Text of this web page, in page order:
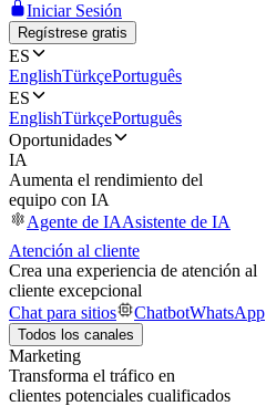
Iniciar Sesión
Regístrese gratis
ES
EnglishTürkçePortuguês
ES
EnglishTürkçePortuguês
Oportunidades
IA
Aumenta el rendimiento del
equipo con IA
Agente de IAAsistente de IA
Atención al cliente
Crea una experiencia de atención al
cliente excepcional
Chat para sitios
ChatbotWhatsApp
Todos los canales
Marketing
Transforma el tráfico en
clientes potenciales cualificados